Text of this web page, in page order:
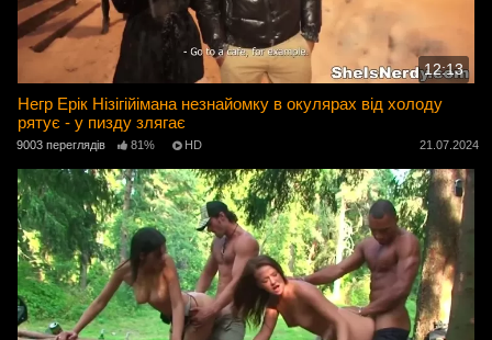
12:13
Негр Ерік Нізігійімана незнайомку в окулярах від холоду
рятує - у пизду злягає
9003 переглядів 81% HD 21.07.2024